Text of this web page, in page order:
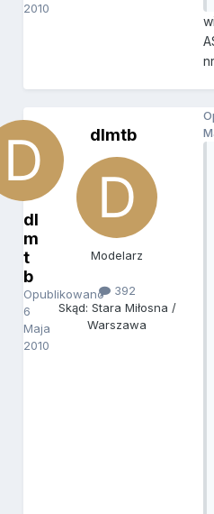
2010
dl
m
t
b
Opublikowano
6
Maja
2010
dlmtb
Modelarz
392
Skąd: Stara Miłosna /
Warszawa